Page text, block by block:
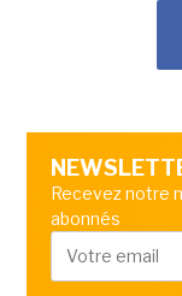
Recevez notre
abonnés